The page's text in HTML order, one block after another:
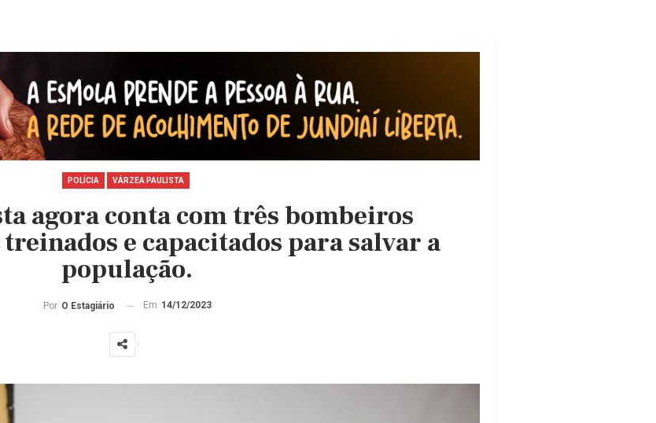
POLÍCIA VÁRZEA PAULISTA
agora conta com três bombeiros
e capacitados para salvar a
população.
Por O Estagiário Em 14/12/2023